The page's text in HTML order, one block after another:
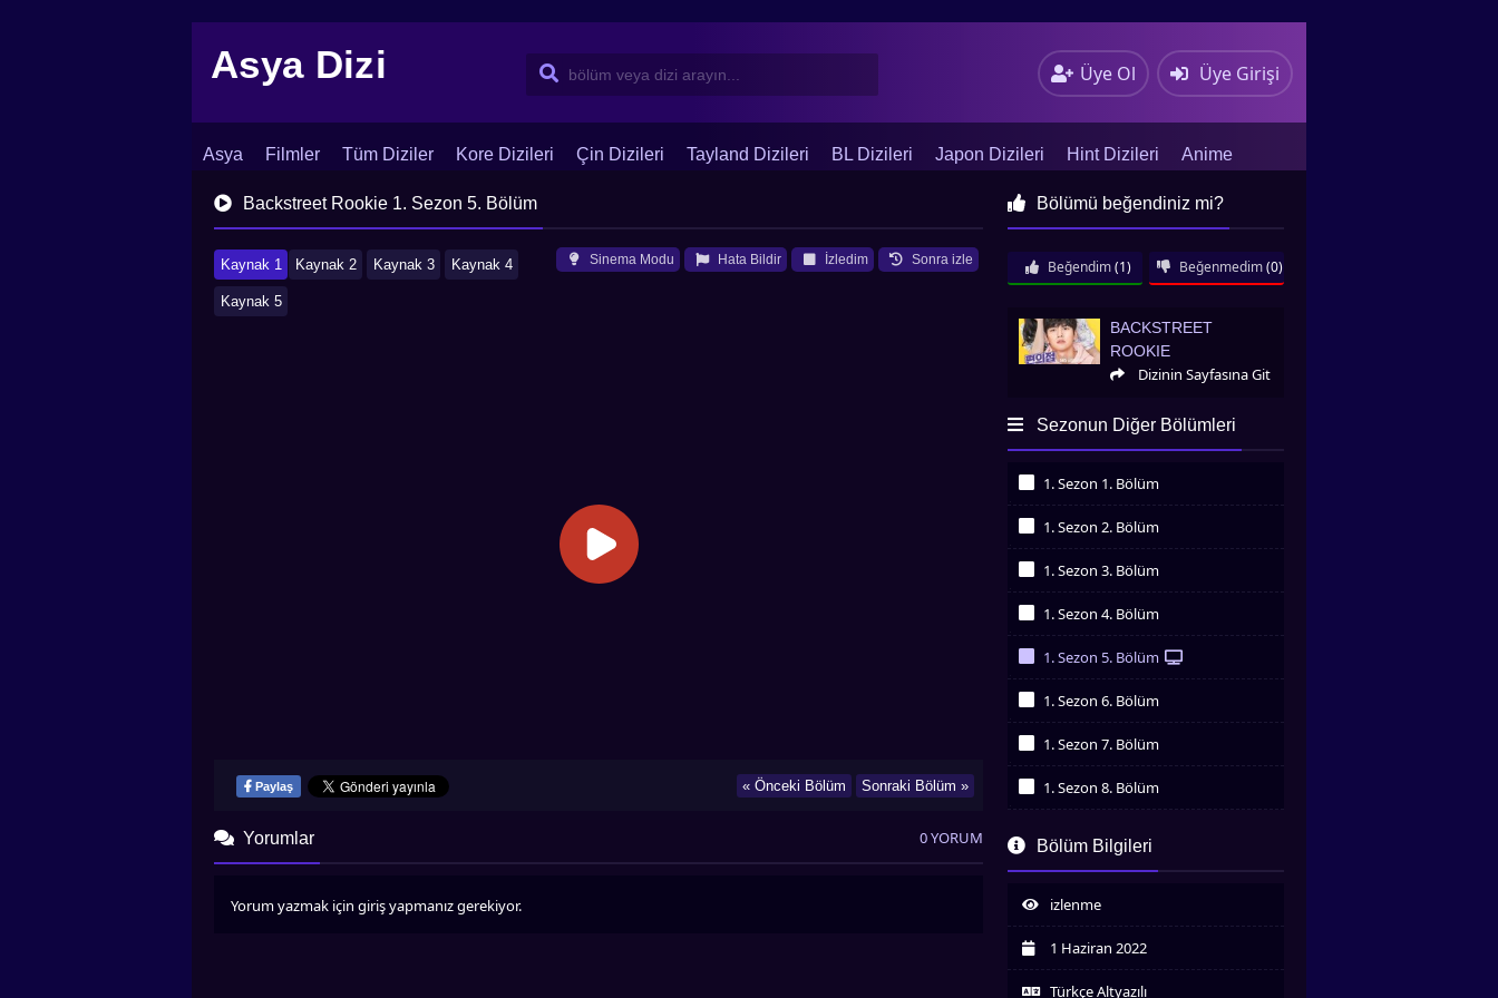
Asya Dizi Üye Ol Üye Girişi
Asya Filmler Tüm Diziler Kore Dizileri Çin Dizileri Tayland Dizileri BL Dizileri Japon Dizileri Hint Dizileri Anime
İletişim Blog Dizi Arşivi
Backstreet Rookie 1. Sezon 5. Bölüm
Kaynak 1 Kaynak 2 Kaynak 3 Kaynak 4
Kaynak 5
Sonra izle
İzledim
Hata Bildir
Sinema Modu
Paylaş Sonraki Bölüm »
« Önceki Bölüm
Bölümü beğendiniz mi?
Beğendim (1) Beğenmedim (0)
Backstreet Rookie
BACKSTREET
ROOKIE
Dizinin Sayfasına Git
Sezonun Diğer Bölümleri
1. Sezon 1. Bölüm
1. Sezon 2. Bölüm
1. Sezon 3. Bölüm
1. Sezon 4. Bölüm
1. Sezon 5. Bölüm
1. Sezon 6. Bölüm
1. Sezon 7. Bölüm
1. Sezon 8. Bölüm
İzledim
İzledim
1. Sezon 10. Bölüm
İzledim
İzledim
Bölüm Bilgileri
izlenme
1 Haziran 2022
Türkçe Altyazılı
Yorumlar 0 YORUM
Yorum yazmak için giriş yapmanız gerekiyor.